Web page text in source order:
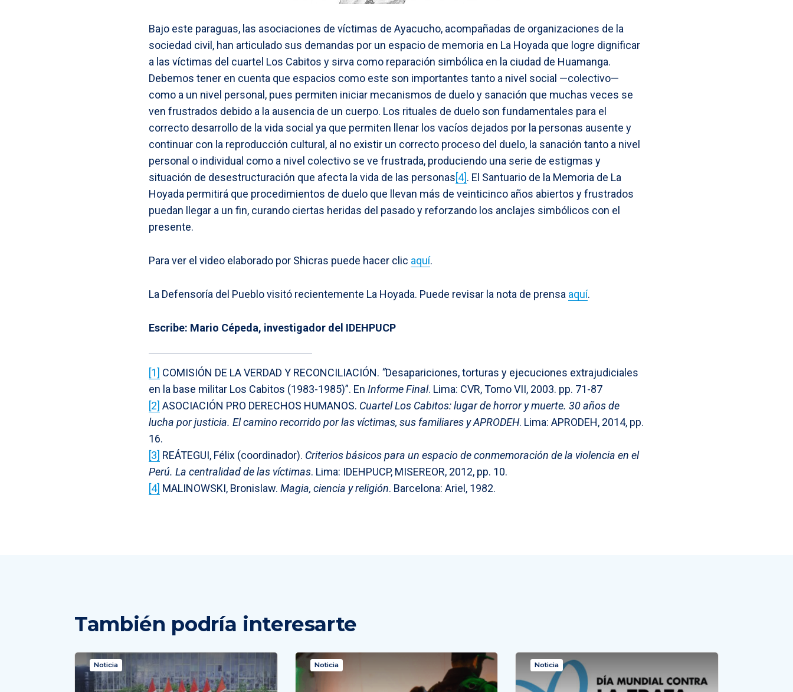
Bajo este paraguas, las asociaciones de víctimas de Ayacucho, acompañadas de organizaciones de la
sociedad civil, han articulado sus demandas por un espacio de memoria en La Hoyada que logre dignificar
a las víctimas del cuartel Los Cabitos y sirva como reparación simbólica en la ciudad de Huamanga.
Debemos tener en cuenta que espacios como este son importantes tanto a nivel social —colectivo—
como a un nivel personal, pues permiten iniciar mecanismos de duelo y sanación que muchas veces se
ven frustrados debido a la ausencia de un cuerpo. Los rituales de duelo son fundamentales para el
correcto desarrollo de la vida social ya que permiten llenar los vacíos dejados por la personas ausente y
continuar con la reproducción cultural, al no existir un correcto proceso del duelo, la sanación tanto a nivel
personal o individual como a nivel colectivo se ve frustrada, produciendo una serie de estigmas y
situación de desestructuración que afecta la vida de las personas[4]. El Santuario de la Memoria de La
Hoyada permitirá que procedimientos de duelo que llevan más de veinticinco años abiertos y frustrados
puedan llegar a un fin, curando ciertas heridas del pasado y reforzando los anclajes simbólicos con el
presente.
Para ver el video elaborado por Shicras puede hacer clic aquí.
La Defensoría del Pueblo visitó recientemente La Hoyada. Puede revisar la nota de prensa aquí.
Escribe: Mario Cépeda, investigador del IDEHPUCP
[1] COMISIÓN DE LA VERDAD Y RECONCILIACIÓN. “Desapariciones, torturas y ejecuciones extrajudiciales
en la base militar Los Cabitos (1983-1985)”. En Informe Final. Lima: CVR, Tomo VII, 2003. pp. 71-87
[2] ASOCIACIÓN PRO DERECHOS HUMANOS. Cuartel Los Cabitos: lugar de horror y muerte. 30 años de
lucha por justicia. El camino recorrido por las víctimas, sus familiares y APRODEH. Lima: APRODEH, 2014, pp.
16.
[3] REÁTEGUI, Félix (coordinador). Criterios básicos para un espacio de conmemoración de la violencia en el
Perú. La centralidad de las víctimas. Lima: IDEHPUCP, MISEREOR, 2012, pp. 10.
[4] MALINOWSKI, Bronislaw. Magia, ciencia y religión. Barcelona: Ariel, 1982.
También podría interesarte
Noticia Noticia Noticia